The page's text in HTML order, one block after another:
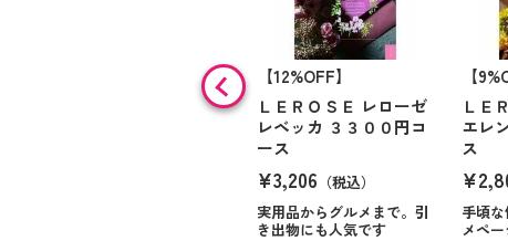
【12%OFF】
ＬＥＲＯＳＥ レローゼ
レベッカ ３３００円コ
ース
¥3,206 （税込）
実用品からグルメまで。引
き出物にも人気です
【
ＬＥ
エレ
ス
手頃
メペー